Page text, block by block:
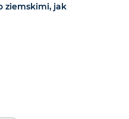
ziemskimi, jak